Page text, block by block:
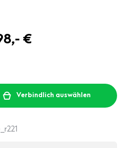
€
Verbindlich auswählen